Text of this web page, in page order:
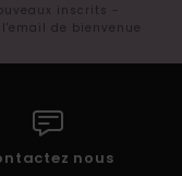
inscrits -
de bienvenue
nous